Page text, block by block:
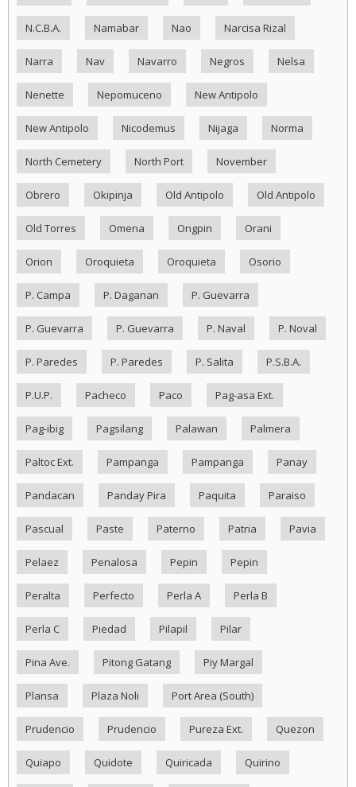
N.C.B.A. Namabar Nao Narcisa Rizal
Narra Nav Navarro Negros Nelsa
Nenette Nepomuceno New Antipolo
New Antipolo Nicodemus Nijaga Norma
North Cemetery North Port November
Obrero Okipinja Old Antipolo Old Antipolo
Old Torres Omena Ongpin Orani
Orion Oroquieta Oroquieta Osorio
P. Campa P. Daganan P. Guevarra
P. Guevarra P. Guevarra P. Naval P. Noval
P. Paredes P. Paredes P. Salita P.S.B.A.
P.U.P. Pacheco Paco Pag-asa Ext.
Pag-ibig Pagsilang Palawan Palmera
Paltoc Ext. Pampanga Pampanga Panay
Pandacan Panday Pira Paquita Paraiso
Pascual Paste Paterno Patria Pavia
Pelaez Penalosa Pepin Pepin
Peralta Perfecto Perla A Perla B
Perla C Piedad Pilapil Pilar
Pina Ave. Pitong Gatang Piy Margal
Plansa Plaza Noli Port Area (South)
Prudencio Prudencio Pureza Ext. Quezon
Quiapo Quidote Quiricada Quirino